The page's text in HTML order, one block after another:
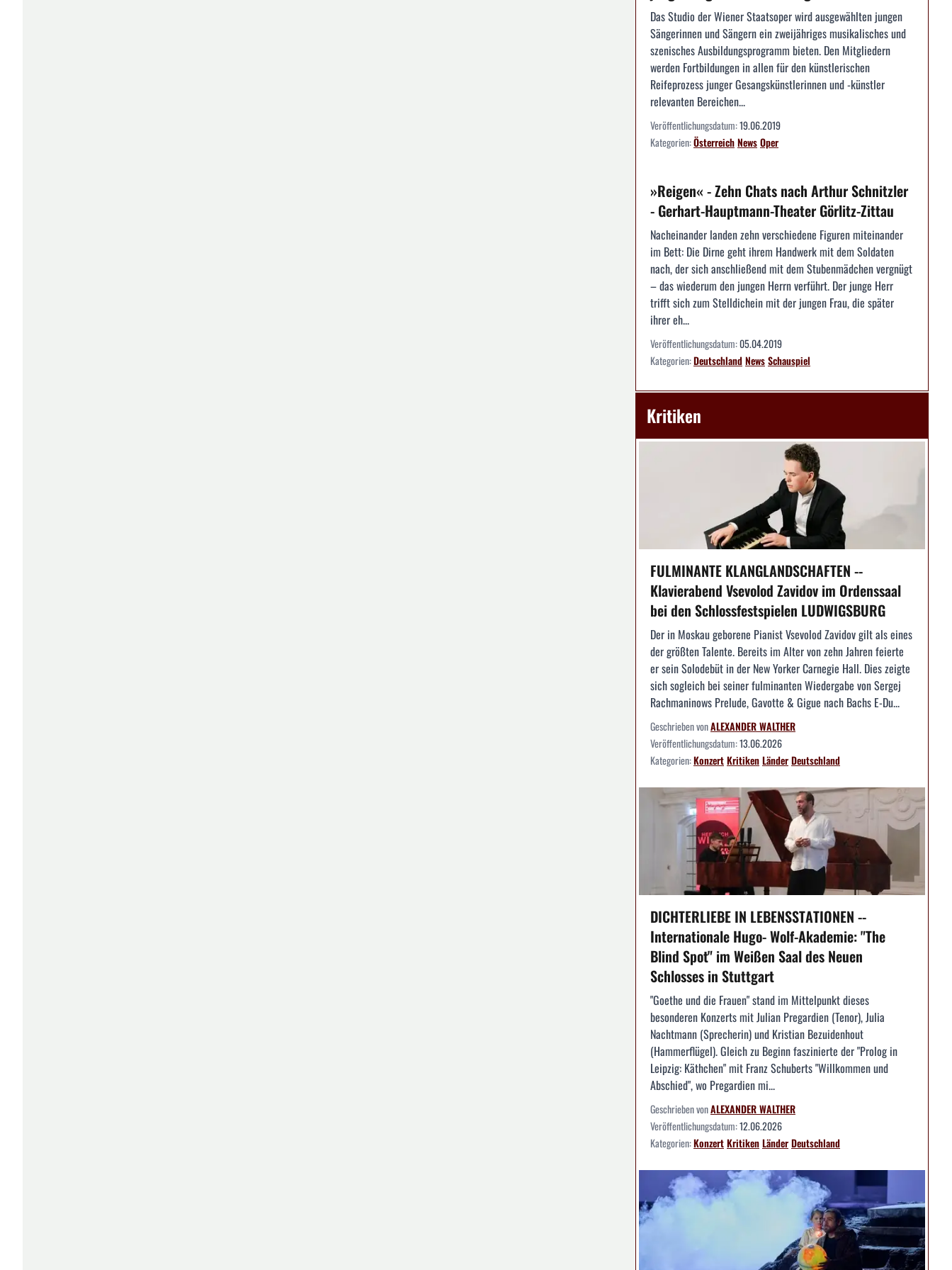
Das Studio der Wiener Staatsoper wird ausgewählten jungen
Sängerinnen und Sängern ein zweijähriges musikalisches und
szenisches Ausbildungsprogramm bieten. Den Mitgliedern
werden Fortbildungen in allen für den künstlerischen
Reifeprozess junger Gesangskünstlerinnen und -künstler
relevanten Bereichen...
Veröffentlichungsdatum:19.06.2019
Kategorien:ÖsterreichNewsOper
»Reigen« - Zehn Chats nach Arthur Schnitzler
- Gerhart-Hauptmann-Theater Görlitz-Zittau
Nacheinander landen zehn verschiedene Figuren miteinander
im Bett: Die Dirne geht ihrem Handwerk mit dem Soldaten
nach, der sich anschließend mit dem Stubenmädchen vergnügt
– das wiederum den jungen Herrn verführt. Der junge Herr
trifft sich zum Stelldichein mit der jungen Frau, die später
ihrer eh...
Veröffentlichungsdatum:05.04.2019
Kategorien:DeutschlandNewsSchauspiel
Kritiken
FULMINANTE KLANGLANDSCHAFTEN --
Klavierabend Vsevolod Zavidov im Ordenssaal
bei den Schlossfestspielen LUDWIGSBURG
Der in Moskau geborene Pianist Vsevolod Zavidov gilt als eines
der größten Talente. Bereits im Alter von zehn Jahren feierte
er sein Solodebüt in der New Yorker Carnegie Hall. Dies zeigte
sich sogleich bei seiner fulminanten Wiedergabe von Sergej
Rachmaninows Prelude, Gavotte & Gigue nach Bachs E-Du...
Geschrieben vonALEXANDER WALTHER
Veröffentlichungsdatum:13.06.2026
Kategorien:KonzertKritikenLänderDeutschland
DICHTERLIEBE IN LEBENSSTATIONEN --
Internationale Hugo- Wolf-Akademie: "The
Blind Spot" im Weißen Saal des Neuen
Schlosses in Stuttgart
"Goethe und die Frauen" stand im Mittelpunkt dieses
besonderen Konzerts mit Julian Pregardien (Tenor), Julia
Nachtmann (Sprecherin) und Kristian Bezuidenhout
(Hammerflügel). Gleich zu Beginn faszinierte der "Prolog in
Leipzig: Käthchen" mit Franz Schuberts "Willkommen und
Abschied", wo Pregardien mi...
Geschrieben vonALEXANDER WALTHER
Veröffentlichungsdatum:12.06.2026
Kategorien:KonzertKritikenLänderDeutschland